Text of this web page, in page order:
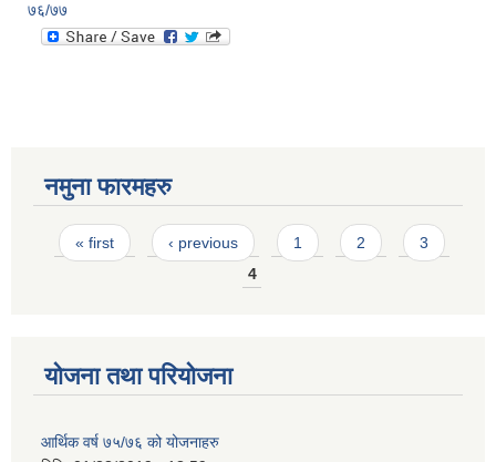
७६/७७
नमुना फारमहरु
Pages
« first ‹ previous 1 2
3
4
योजना तथा परियोजना
आर्थिक वर्ष ७५/७६ को योजनाहरु